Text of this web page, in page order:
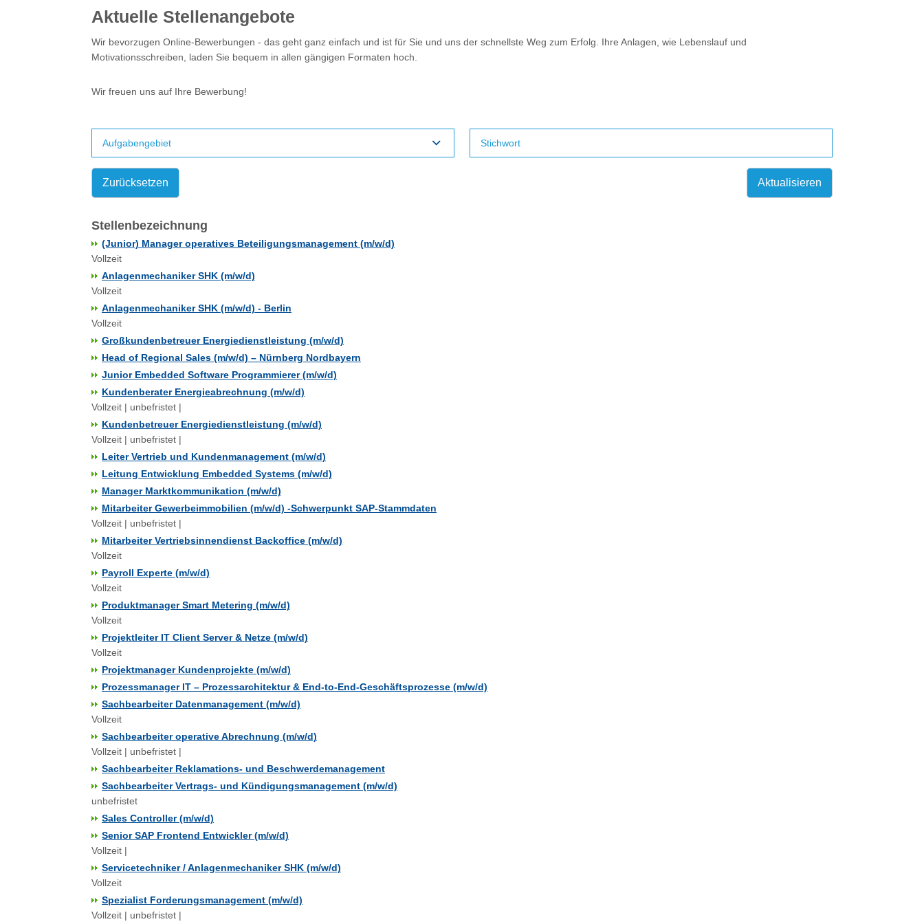
Aktuelle Stellenangebote
Wir bevorzugen Online-Bewerbungen - das geht ganz einfach und ist für Sie und uns der schnellste Weg zum Erfolg. Ihre Anlagen, wie Lebenslauf und
Motivationsschreiben, laden Sie bequem in allen gängigen Formaten hoch.
Wir freuen uns auf Ihre Bewerbung!
Aufgabengebiet
Zurücksetzen Aktualisieren
Stellenbezeichnung
(Junior) Manager operatives Beteiligungsmanagement (m/w/d)
Vollzeit
Anlagenmechaniker SHK (m/w/d)
Vollzeit
Anlagenmechaniker SHK (m/w/d) - Berlin
Vollzeit
Großkundenbetreuer Energiedienstleistung (m/w/d)
Head of Regional Sales (m/w/d) – Nürnberg Nordbayern
Junior Embedded Software Programmierer (m/w/d)
Kundenberater Energieabrechnung (m/w/d)
Vollzeit | unbefristet |
Kundenbetreuer Energiedienstleistung (m/w/d)
Vollzeit | unbefristet |
Leiter Vertrieb und Kundenmanagement (m/w/d)
Leitung Entwicklung Embedded Systems (m/w/d)
Manager Marktkommunikation (m/w/d)
Mitarbeiter Gewerbeimmobilien (m/w/d) -Schwerpunkt SAP-Stammdaten
Vollzeit | unbefristet |
Mitarbeiter Vertriebsinnendienst Backoffice (m/w/d)
Vollzeit
Payroll Experte (m/w/d)
Vollzeit
Produktmanager Smart Metering (m/w/d)
Vollzeit
Projektleiter IT Client Server & Netze (m/w/d)
Vollzeit
Projektmanager Kundenprojekte (m/w/d)
Prozessmanager IT – Prozessarchitektur & End-to-End-Geschäftsprozesse (m/w/d)
Sachbearbeiter Datenmanagement (m/w/d)
Vollzeit
Sachbearbeiter operative Abrechnung (m/w/d)
Vollzeit | unbefristet |
Sachbearbeiter Reklamations- und Beschwerdemanagement
Sachbearbeiter Vertrags- und Kündigungsmanagement (m/w/d)
unbefristet
Sales Controller (m/w/d)
Senior SAP Frontend Entwickler (m/w/d)
Vollzeit |
Servicetechniker / Anlagenmechaniker SHK (m/w/d)
Vollzeit
Spezialist Forderungsmanagement (m/w/d)
Vollzeit | unbefristet |